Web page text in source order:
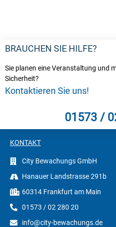
BRAUCHEN SIE HILFE?
Sie planen eine Veranstaltung und
Sicherheit?
Kontaktieren Sie uns!
01573 /
KONTAKT
City Bewachungs GmbH
Hanauer Landstrasse 291b
60314 Frankfurt am Main
01573 / 02 280 20
info@city-bewachungs.de